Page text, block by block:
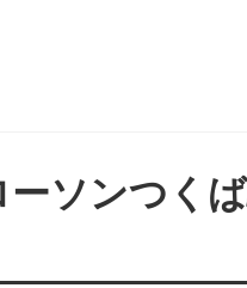
ーソンつく